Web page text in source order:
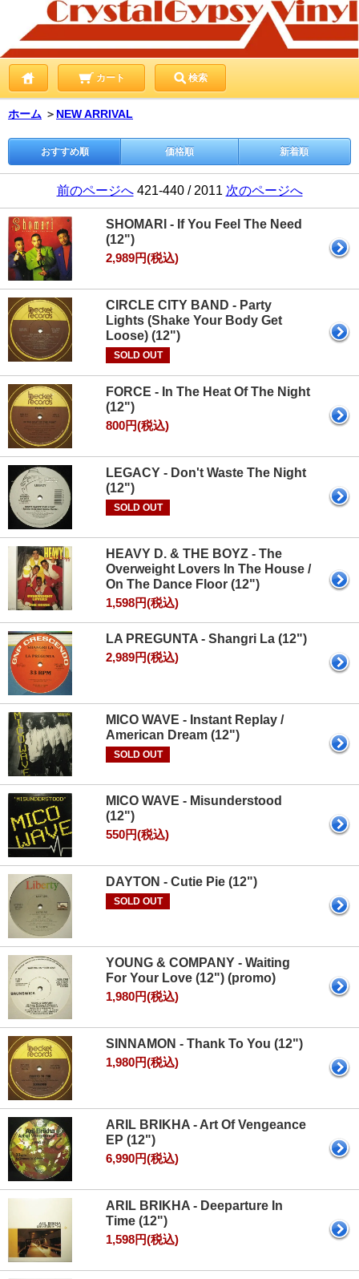
カート 検索
ホーム ＞ NEW ARRIVAL
おすすめ順 価格順 新着順
前のページへ421-440 / 2011 次のページへ
SHOMARI - If You Feel The Need
(12")
2,989円(税込)
CIRCLE CITY BAND - Party
Lights (Shake Your Body Get
Loose) (12")
SOLD OUT
FORCE - In The Heat Of The Night
(12")
800円(税込)
LEGACY - Don't Waste The Night
(12")
SOLD OUT
HEAVY D. & THE BOYZ - The
Overweight Lovers In The House /
On The Dance Floor (12")
1,598円(税込)
LA PREGUNTA - Shangri La (12")
2,989円(税込)
MICO WAVE - Instant Replay /
American Dream (12")
SOLD OUT
MICO WAVE - Misunderstood
(12")
550円(税込)
DAYTON - Cutie Pie (12")
SOLD OUT
YOUNG & COMPANY - Waiting
For Your Love (12") (promo)
1,980円(税込)
SINNAMON - Thank To You (12")
1,980円(税込)
ARIL BRIKHA - Art Of Vengeance
EP (12")
6,990円(税込)
ARIL BRIKHA - Deeparture In
Time (12")
1,598円(税込)